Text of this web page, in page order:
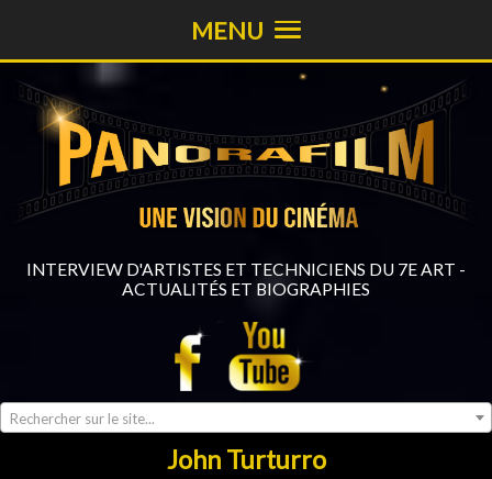
INTERVIEW D'ARTISTES ET TECHNICIENS DU 7E ART -
ACTUALITÉS ET BIOGRAPHIES
Rechercher sur le site...
MENU
John Turturro